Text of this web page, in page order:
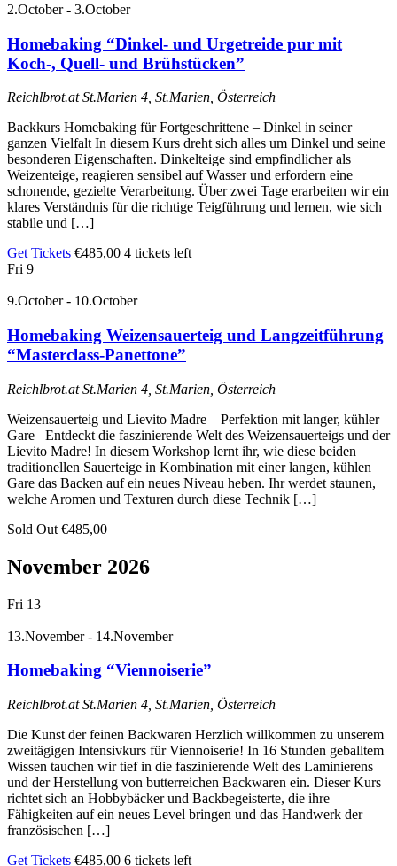
2.October- 3.October
Homebaking “Dinkel- und Urgetreide pur mit
Koch-, Quell- und Brühstücken”
Reichlbrot.atSt.Marien 4, St.Marien, Österreich
Backkurs Homebaking für Fortgeschrittene – Dinkel in seiner
ganzen Vielfalt In diesem Kurs dreht sich alles um Dinkel und seine
besonderen Eigenschaften. Dinkelteige sind empfindlicher als
Weizenteige, reagieren sensibel auf Wasser und erfordern eine
schonende, gezielte Verarbeitung. Über zwei Tage erarbeiten wir ein
klares Verständnis für die richtige Teigführung und lernen, wie sich
stabile und […]
Get Tickets €485,00 4 tickets left
Fri 9
9.October- 10.October
Homebaking Weizensauerteig und Langzeitführung
“Masterclass-Panettone”
Reichlbrot.atSt.Marien 4, St.Marien, Österreich
Weizensauerteig und Lievito Madre – Perfektion mit langer, kühler
Gare Entdeckt die faszinierende Welt des Weizensauerteigs und der
Lievito Madre! In diesem Workshop lernt ihr, wie diese beiden
traditionellen Sauerteige in Kombination mit einer langen, kühlen
Gare das Backen auf ein neues Niveau heben. Ihr werdet staunen,
welche Aromen und Texturen durch diese Technik […]
Sold Out €485,00
November 2026
Fri 13
13.November- 14.November
Homebaking “Viennoiserie”
Reichlbrot.atSt.Marien 4, St.Marien, Österreich
Die Kunst der feinen Backwaren Herzlich willkommen zu unserem
zweitägigen Intensivkurs für Viennoiserie! In 16 Stunden geballtem
Wissen tauchen wir tief in die faszinierende Welt des Laminierens
und der Herstellung von butterreichen Backwaren ein. Dieser Kurs
richtet sich an Hobbybäcker und Backbegeisterte, die ihre
Fähigkeiten auf ein neues Level bringen und das Handwerk der
französischen […]
Get Tickets €485,00 6 tickets left